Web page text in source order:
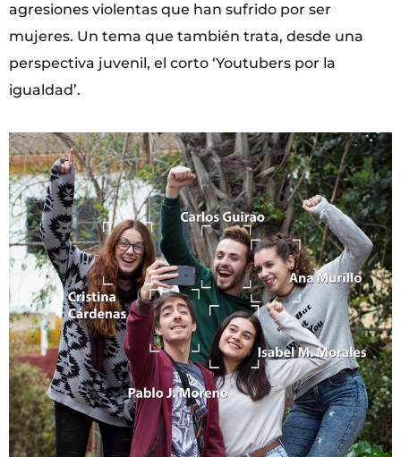
agresiones violentas que han sufrido por ser
mujeres. Un tema que también trata, desde una
perspectiva juvenil, el corto ‘Youtubers por la
igualdad’.